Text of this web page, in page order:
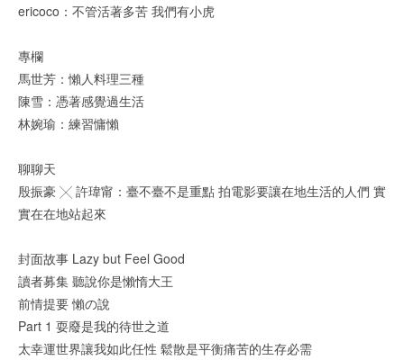
ericoco：不管活著多苦 我們有小虎
專欄
馬世芳：懶人料理三種
陳雪：憑著感覺過生活
林婉瑜：練習慵懶
聊聊天
殷振豪 ╳ 許瑋甯：臺不臺不是重點 拍電影要讓在地生活的人們 實
實在在地站起來
封面故事 Lazy but Feel Good
讀者募集 聽說你是懶惰大王
前情提要 懶の說
Part 1 耍廢是我的待世之道
太幸運世界讓我如此任性 鬆散是平衡痛苦的生存必需